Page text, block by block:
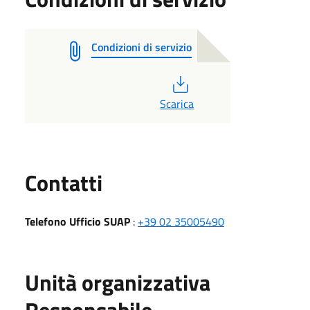
Condizioni di servizio
Scarica
Contatti
Telefono Ufficio SUAP : +39 02 35005490
Unità organizzativa